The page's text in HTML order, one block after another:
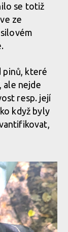
se totiž
ze
pinů, které
ale nejde
resp. její
když byly